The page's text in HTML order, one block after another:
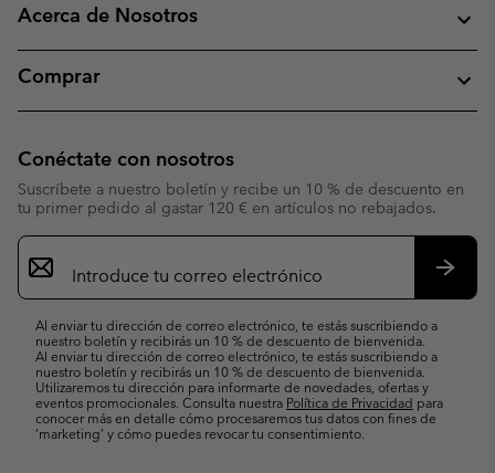
Acerca de Nosotros
Comprar
Conéctate con nosotros
Suscríbete a nuestro boletín y recibe un 10 % de descuento en
tu primer pedido al gastar 120 € en artículos no rebajados.
Suscripción
de
correo
Al enviar tu dirección de correo electrónico, te estás suscribiendo a
nuestro boletín y recibirás un 10 % de descuento de bienvenida.
Al enviar tu dirección de correo electrónico, te estás suscribiendo a
nuestro boletín y recibirás un 10 % de descuento de bienvenida.
Utilizaremos tu dirección para informarte de novedades, ofertas y
eventos promocionales. Consulta nuestra Política de Privacidad para
conocer más en detalle cómo procesaremos tus datos con fines de
’marketing’ y cómo puedes revocar tu consentimiento.